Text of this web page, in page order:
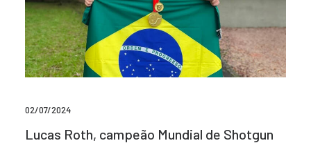
02/07/2024
Lucas Roth, campeão Mundial de Shotgun